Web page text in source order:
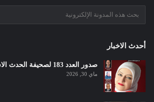
أحدث الاخبار
صدور العدد 183 لصحيفة الحدث الاسبوعي من لندن
ماي 30, 2026